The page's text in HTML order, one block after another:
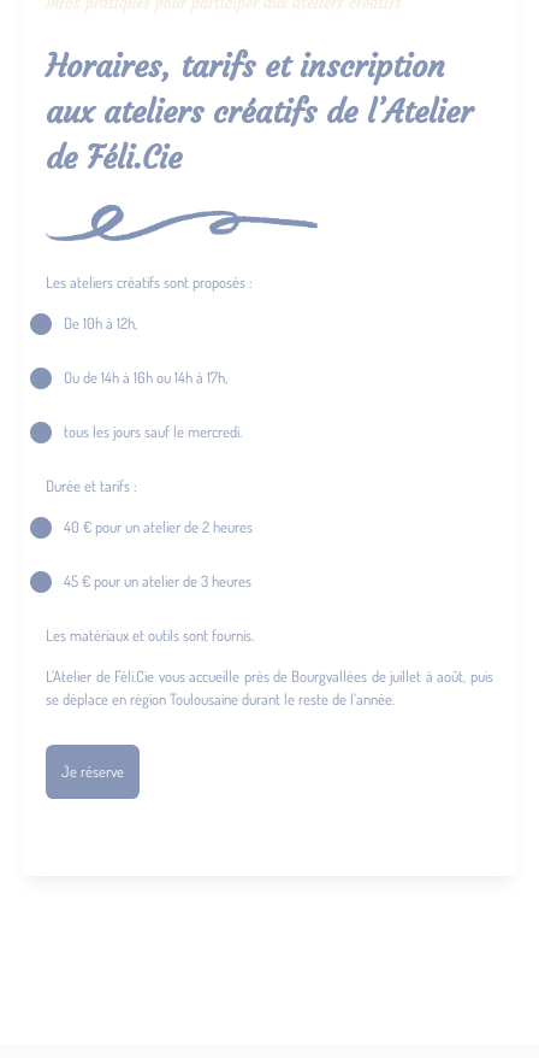
Horaires, tarifs et inscription
aux ateliers créatifs de l’Atelier
de Féli.Cie
Les ateliers créatifs sont proposés :
De 10h à 12h,
Ou de 14h à 16h ou 14h à 17h,
tous les jours sauf le mercredi.
Durée et tarifs :
40 € pour un atelier de 2 heures
45 € pour un atelier de 3 heures
Les matériaux et outils sont fournis.
L’Atelier de Féli.Cie vous accueille près de Bourgvallées de juillet à août, puis
se déplace en région Toulousaine durant le reste de l’année.
Je réserve